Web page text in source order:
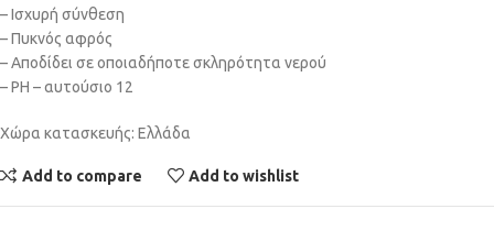
– Ισχυρή σύνθεση
– Πυκνός αφρός
– Αποδίδει σε οποιαδήποτε σκληρότητα νερού
– PH – αυτούσιο 12
Χώρα κατασκευής: Ελλάδα
Add to compare Add to wishlist